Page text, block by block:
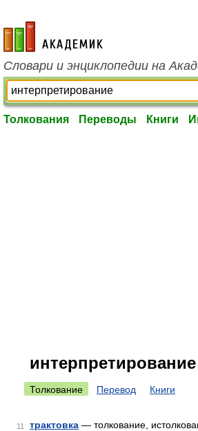
academic.ru
Словари и энциклопедии на
Толкования Переводы Книги
интерпретирование
Толкование Перевод Книги
11 трактовка — толкование,